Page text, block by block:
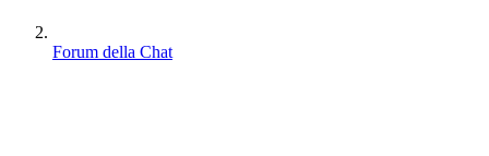
Forum della Chat